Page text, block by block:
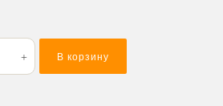
В корзину